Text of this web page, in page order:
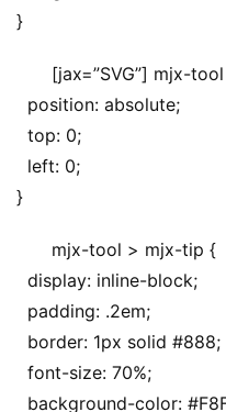
}
[jax=”SVG”] mjx-
  position: absolute;
  top: 0;
  left: 0;
}
mjx-tool > mjx-tip {
  display: inline-block;
  padding: .2em;
  border: 1px solid #888;
  font-size: 70%;
background-color: